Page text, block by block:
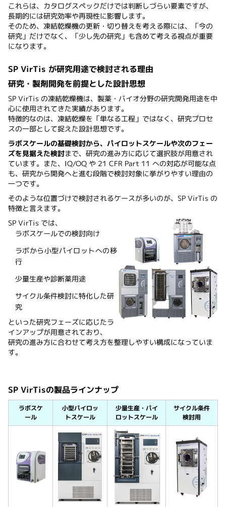
これらは、カタログスペックだけでは判断しづらい要素ですが、
長期的には研究効率や再現性に影響します。
そのため、凍結乾燥機の更新・切り替えを考える際には、「今の
研究」だけでなく、「少し先の研究」も含めて考える視点が重要
になります。
SP VirTis が研究用途で検討される理由
研究・製剤開発を前提とした設計思想
SP VirTis の凍結乾燥機は、製薬・バイオ分野の研究開発用途を中
心に使用されてきた実績があります。
特徴的なのは、凍結乾燥を「単なる工程」ではなく、研究プロセ
スの一部として捉えた設計思想です。
ラボスケールの基礎検討から、パイロットスケールや次のフェー
ズを見据えた検討まで、研究の進み方に応じて選択肢が用意され
ています。また、IQ/OQ や 21 CFR Part 11 への対応が可能な点
も、研究から開発へと進む段階で検討対象に挙がりやすい理由の
一つです。
そのような位置づけで検討されるケースが多いのが、SP VirTis の
特徴と言えます。
SP VirTis では、
ラボスケールでの検討向け
ラボから小型パイロットへの移
行
少量生産や診断薬用途
サイクル条件検討に特化した研
究
といった研究フェーズに応じたラ
インアップが用意されており、
研究の進み方に合わせて考え方を整理しやすい構成になっていま
す。
SP VirTisの製品ラインナップ
ラボスケ
ール
小型パイロッ
トスケール
少量生産・パイ
ロットスケール
サイクル条件
検討用